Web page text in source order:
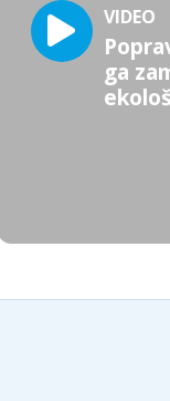
VIDEO
ga